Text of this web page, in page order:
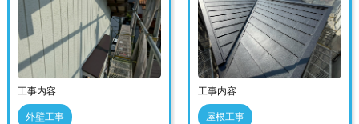
工事内容
外壁工事
工事内容
屋根工事